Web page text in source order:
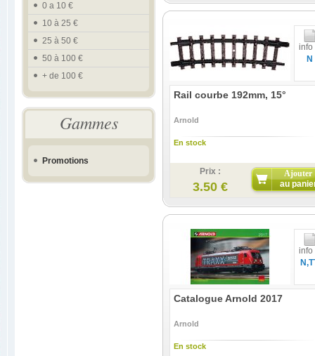
0 a 10 €
10 à 25 €
25 à 50 €
50 à 100 €
+ de 100 €
Gammes
Promotions
info
N
Rail courbe 192mm, 15°
Arnold
En stock
Prix :
3.50 €
Ajouter
au
info
Catalogue Arnold 2017
Arnold
En stock